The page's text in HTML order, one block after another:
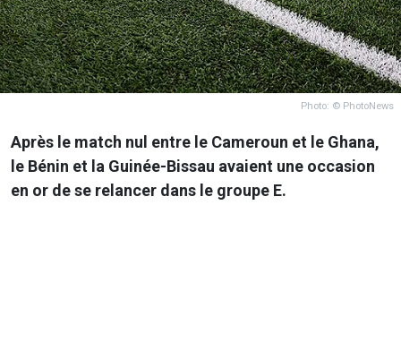
Photo: © PhotoNews
Après le match nul entre le Cameroun et le Ghana,
le Bénin et la Guinée-Bissau avaient une occasion
en or de se relancer dans le groupe E.